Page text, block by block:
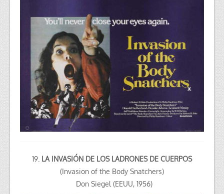
19. LA INVASIÓN DE LOS LADRONES DE CUERPOS
(Invasion of the Body Snatchers)
Don Siegel (EEUU, 1956)